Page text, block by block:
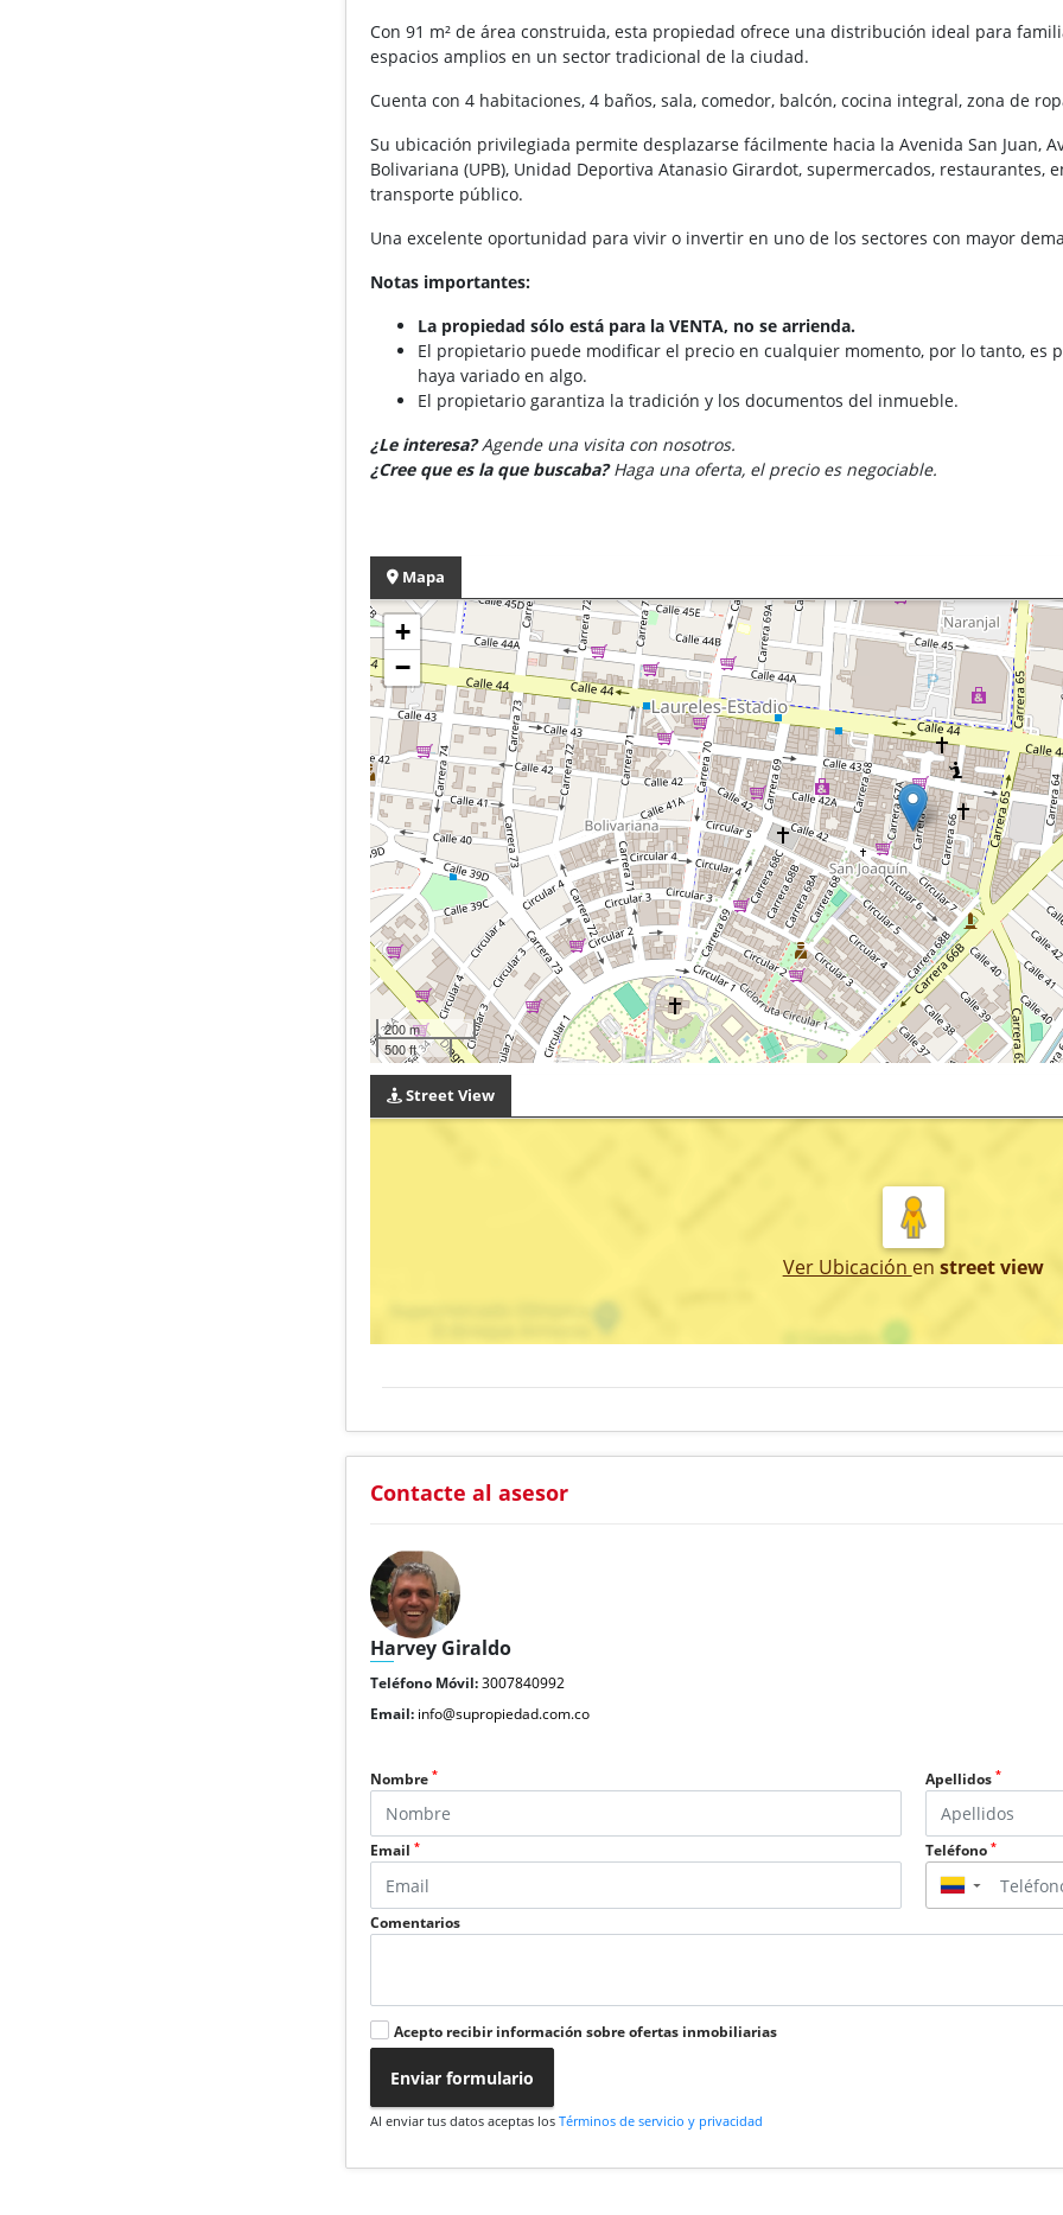
Con 91 m² de área construida, esta propiedad ofrece una distribución ideal para
espacios amplios en un sector tradicional de la ciudad.
Cuenta con 4 habitaciones, 4 baños, sala, comedor, balcón, cocina integral, zona de
Su ubicación privilegiada permite desplazarse fácilmente hacia la Avenida San Juan,
Bolivariana (UPB), Unidad Deportiva Atanasio Girardot, supermercados,
transporte público.
Una excelente oportunidad para vivir o invertir en uno de los sectores con mayor
Notas importantes:
La propiedad sólo está para la VENTA, no se arrienda.
El propietario puede modificar el precio en cualquier momento, por lo tanto, es
haya variado en algo.
El propietario garantiza la tradición y los documentos del inmueble.
¿Le interesa?Agende una visita con nosotros.
¿Cree que es la que buscaba?Haga una oferta, el precio es negociable.
Mapa
+
−
200 m
500 ft
Street View
Ver Ubicación en street view
Contacte al asesor
Harvey Giraldo
Teléfono Móvil:3007840992
Email: info@supropiedad.com.co
Nombre* Apellidos *
Email* Teléfono *
▼
Comentarios
Acepto recibir información sobre ofertas inmobiliarias
Enviar formulario
Al enviar tus datos aceptas losTérminos de servicio y privacidad